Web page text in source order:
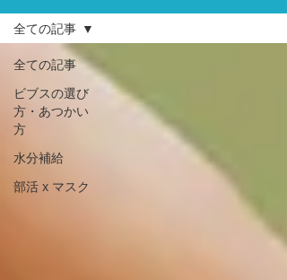
全ての記事
ビブスの選び
方・あつかい
方
水分補給
部活 x マスク
全ての記事